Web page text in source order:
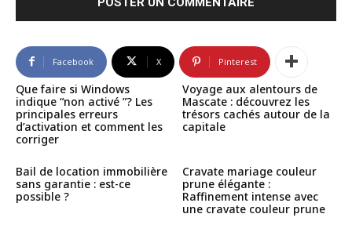
Facebook X Pinterest
Que faire si Windows
indique “non activé ”? Les
principales erreurs
d’activation et comment les
corriger
Voyage aux alentours de
Mascate : découvrez les
trésors cachés autour de la
capitale
Bail de location immobilière
sans garantie : est-ce
possible ?
Cravate mariage couleur
prune élégante :
Raffinement intense avec
une cravate couleur prune